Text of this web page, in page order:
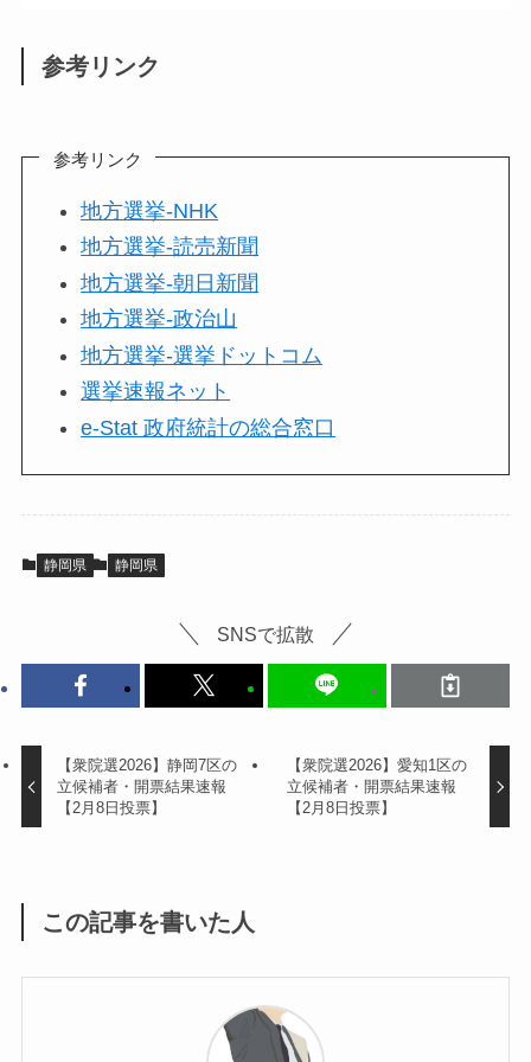
参考リンク
参考リンク
地方選挙-NHK
地方選挙-読売新聞
地方選挙-朝日新聞
地方選挙-政治山
地方選挙-選挙ドットコム
選挙速報ネット
e-Stat 政府統計の総合窓口
静岡県 静岡県
SNSで拡散
【衆院選2026】静岡7区の
立候補者・開票結果速報
【2月8日投票】
【衆院選2026】愛知1区の
立候補者・開票結果速報
【2月8日投票】
この記事を書いた人